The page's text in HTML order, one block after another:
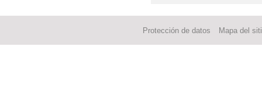
Protección de datos Mapa del